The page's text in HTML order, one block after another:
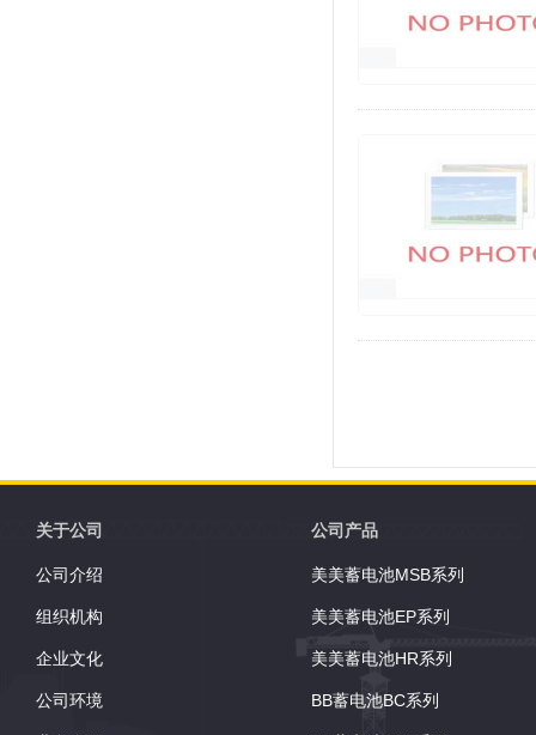
关于公司
公司介绍
组织机构
企业文化
公司环境
公司产品
美美蓄电池MSB系列
美美蓄电池EP系列
美美蓄电池HR系列
BB蓄电池BC系列